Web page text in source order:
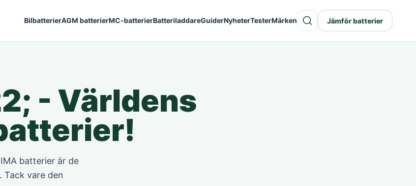
BilbatterierAGM batterierMC-batterierBatteriladdareGuiderNyheterTesterMärken Jämför batterier
- Världens
batterier är de
Tack vare den